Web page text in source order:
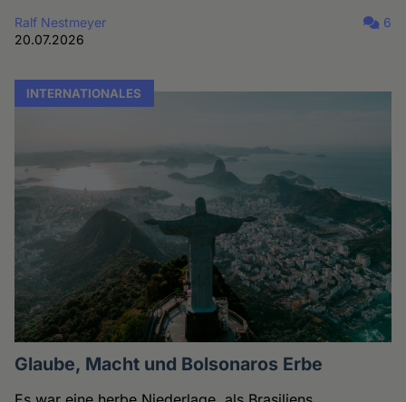
Ralf Nestmeyer
20.07.2026
6
INTERNATIONALES
Glaube, Macht und Bolsonaros Erbe